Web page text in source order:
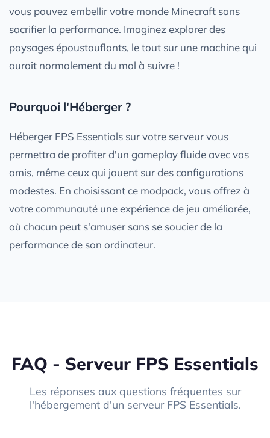
vous pouvez embellir votre monde Minecraft sans
sacrifier la performance. Imaginez explorer des
paysages époustouflants, le tout sur une machine qui
aurait normalement du mal à suivre !
Pourquoi l'Héberger ?
Héberger FPS Essentials sur votre serveur vous
permettra de profiter d'un gameplay fluide avec vos
amis, même ceux qui jouent sur des configurations
modestes. En choisissant ce modpack, vous offrez à
votre communauté une expérience de jeu améliorée,
où chacun peut s'amuser sans se soucier de la
performance de son ordinateur.
FAQ - Serveur FPS Essentials
Les réponses aux questions fréquentes sur
l'hébergement d'un serveur FPS Essentials.